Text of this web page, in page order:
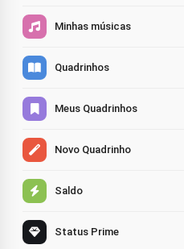
Minhas músicas
Quadrinhos
Meus Quadrinhos
Novo Quadrinho
Saldo
Status Prime